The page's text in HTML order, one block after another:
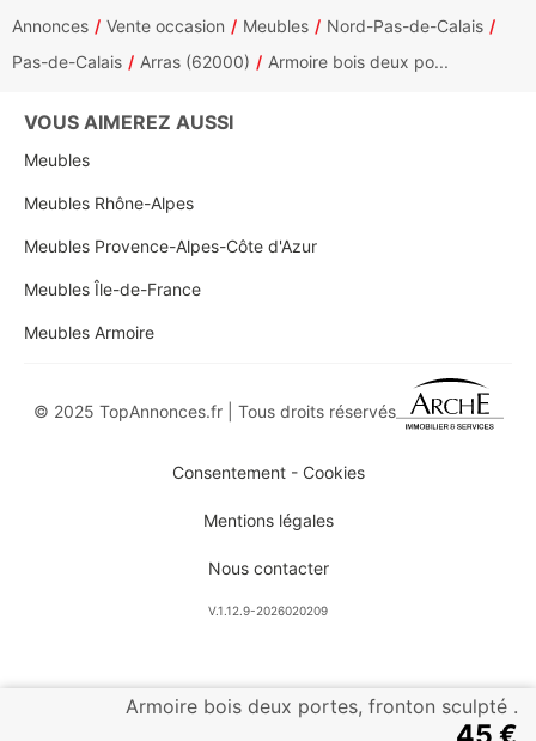
Armoire bois deux portes, fronton sculpté .
Annonces Vente occasion Meubles
Nord-Pas-de-Calais
Pas-de-Calais
Arras (62000) Armoire bois deux po...
VOUS AIMEREZ AUSSI
Meubles
Meubles Rhône-Alpes
Meubles Provence-Alpes-Côte d'Azur
Meubles Île-de-France
Meubles Armoire
© 2025 TopAnnonces.fr | Tous droits réservés
Consentement - Cookies
Mentions légales
Nous contacter
V.1.12.9-2026020209